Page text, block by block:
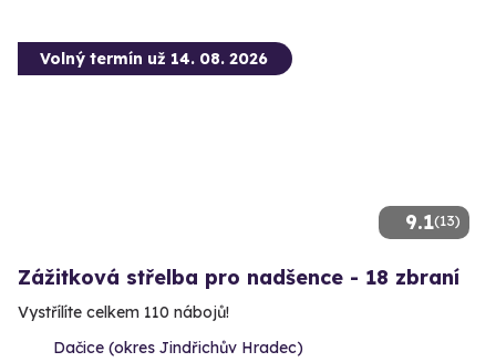
9.1(13)
Volný termín už 14. 08. 2026
Zážitková střelba pro nadšence - 18 zbraní
Vystřílíte celkem 110 nábojů!
Dačice (okres Jindřichův Hradec)